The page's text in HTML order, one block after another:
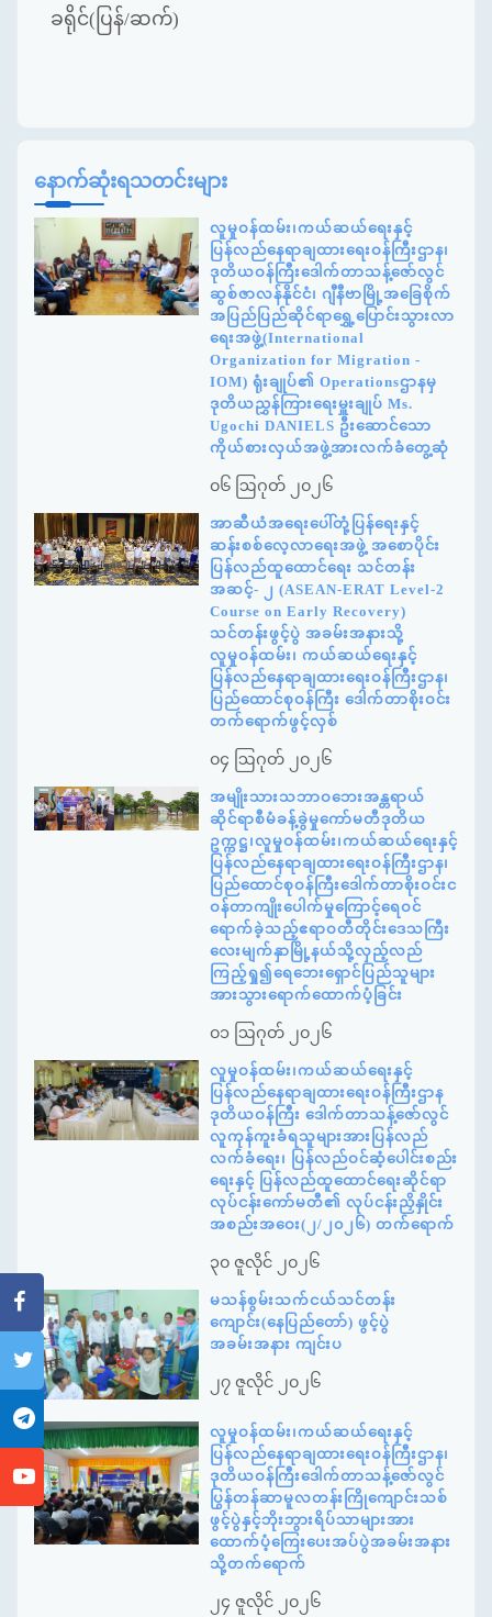
ခရိုင်(ပြန်/ဆက်)
နောက်ဆုံးရသတင်းများ
လူမှုဝန်ထမ်း၊ကယ်ဆယ်ရေးနှင့်
ပြန်လည်နေရာချထားရေးဝန်ကြီးဌာန၊
ဒုတိယဝန်ကြီးဒေါက်တာသန့်ဇော်လွင်
ဆွစ်ဇာလန်နိုင်ငံ၊ ဂျီနီဗာမြို့အခြေစိုက်
အပြည်ပြည်ဆိုင်ရာရွှေ့ပြောင်းသွားလာ
ရေးအဖွဲ့(International
Organization for Migration -
IOM) ရုံးချုပ်၏ Operationsဌာနမှ
ဒုတိယညွှန်ကြားရေးမှူးချုပ် Ms.
Ugochi DANIELS ဦးဆောင်သော
ကိုယ်စားလှယ်အဖွဲ့အားလက်ခံတွေ့ဆုံ
၀၆ ဩဂုတ် ၂၀၂၆
အာဆီယံအရေးပေါ်တုံ့ပြန်ရေးနှင့်
ဆန်းစစ်လေ့လာရေးအဖွဲ့ အစောပိုင်း
ပြန်လည်ထူထောင်ရေး သင်တန်း
အဆင့်- ၂ (ASEAN-ERAT Level-2
Course on Early Recovery)
သင်တန်းဖွင့်ပွဲ အခမ်းအနားသို့
လူမှုဝန်ထမ်း၊ ကယ်ဆယ်ရေးနှင့်
ပြန်လည်နေရာချထားရေးဝန်ကြီးဌာန၊
ပြည်ထောင်စုဝန်ကြီး ဒေါက်တာစိုးဝင်း
တက်ရောက်ဖွင့်လှစ်
၀၄ ဩဂုတ် ၂၀၂၆
အမျိုးသားသဘာဝဘေးအန္တရာယ်
ဆိုင်ရာစီမံခန့်ခွဲမှုကော်မတီဒုတိယ
ဥက္ကဋ္ဌ၊လူမှုဝန်ထမ်း၊ကယ်ဆယ်ရေးနှင့်
ပြန်လည်နေရာချထားရေးဝန်ကြီးဌာန၊
ပြည်ထောင်စုဝန်ကြီးဒေါက်တာစိုးဝင်းင
ဝန်တာကျိုးပေါက်မှုကြောင့်ရေဝင်
ရောက်ခဲ့သည့်ဧရာဝတီတိုင်းဒေသကြီး
လေးမျက်နှာမြို့နယ်သို့လှည့်လည်
ကြည့်ရှု၍ရေဘေးရှောင်ပြည်သူများ
အားသွားရောက်ထောက်ပံ့ခြင်း
၀၁ ဩဂုတ် ၂၀၂၆
လူမှုဝန်ထမ်း၊ကယ်ဆယ်ရေးနှင့်
ပြန်လည်နေရာချထားရေးဝန်ကြီးဌာန
ဒုတိယဝန်ကြီး ဒေါက်တာသန့်ဇော်လွင်
လူကုန်ကူးခံရသူများအားပြန်လည်
လက်ခံရေး၊ ပြန်လည်ဝင်ဆံ့ပေါင်းစည်း
ရေးနှင့် ပြန်လည်ထူထောင်ရေးဆိုင်ရာ
လုပ်ငန်းကော်မတီ၏ လုပ်ငန်းညှိနှိုင်း
အစည်းအဝေး(၂/၂၀၂၆) တက်ရောက်
၃၀ ဇူလိုင် ၂၀၂၆
မသန်စွမ်းသက်ငယ်သင်တန်း
ကျောင်း(နေပြည်တော်) ဖွင့်ပွဲ
အခမ်းအနား ကျင်းပ
၂၇ ဇူလိုင် ၂၀၂၆
လူမှုဝန်ထမ်း၊ကယ်ဆယ်ရေးနှင့်
ပြန်လည်နေရာချထားရေးဝန်ကြီးဌာန၊
ဒုတိယဝန်ကြီးဒေါက်တာသန့်ဇော်လွင်
ပြွန်တန်ဆာမူလတန်းကြိုကျောင်းသစ်
ဖွင့်ပွဲနှင့်ဘိုးဘွားရိပ်သာများအား
ထောက်ပံ့ကြေးပေးအပ်ပွဲအခမ်းအနား
သို့တက်ရောက်
၂၄ ဇူလိုင် ၂၀၂၆